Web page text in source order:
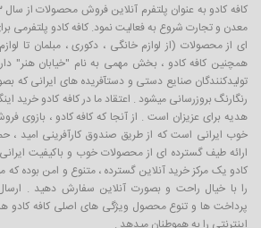
معدن و تجارت شروع به فعالیت نمود. کافه کادو پلتفرمی
ای از محصولات (از لوازم خانگی ، دکوری ، مبلمان تا
همچنین کافه کادو ، بخش مهمی به نام "خیابان هنر"
تولیدکنندگان صنایع دستی و دستآفریده های ایرانی که
رنگارنگ بروزرسانی میشود . اعتقاد ما در کافه کادو خرید
خوب ایرانی است که از طریق صندوق کارآفرینی امید ،
ارائه طیف گسترده ای از محصولات خوب و باکیفیت
کادو یک مرکز خرید آنلاین گسترده ، متنوع و امن بوده که
را با خیال راحت و بصورت آنلاین سفارش دهید .
پرداخت ها و تنوع محصول ویژگی های اصلی کافه